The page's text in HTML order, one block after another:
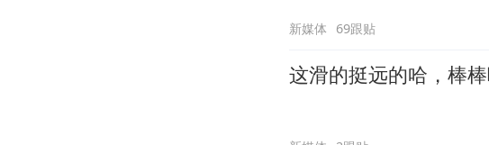
新媒体 69跟贴
这滑的挺远的哈，棒